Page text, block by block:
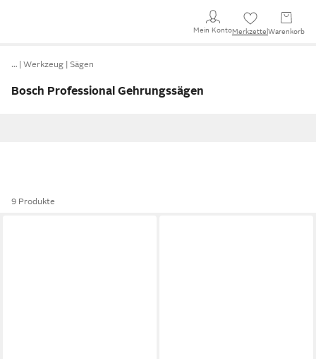
Mein KontoMerkzettel Warenkorb
… Werkzeug Sägen
Bosch Professional Gehrungssägen
9 Produkte